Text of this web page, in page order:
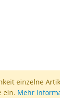
einzelne
ein. Mehr